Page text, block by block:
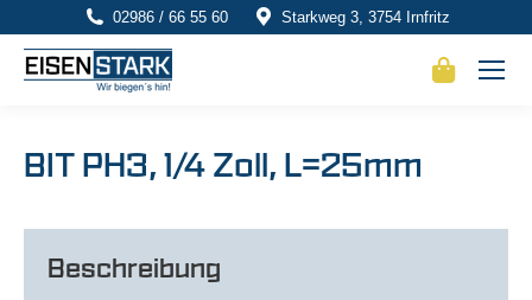
02986 / 66 55 60 Starkweg 3, 3754 Irnfritz
BIT PH3, 1/4 Zoll, L=25mm
Beschreibung